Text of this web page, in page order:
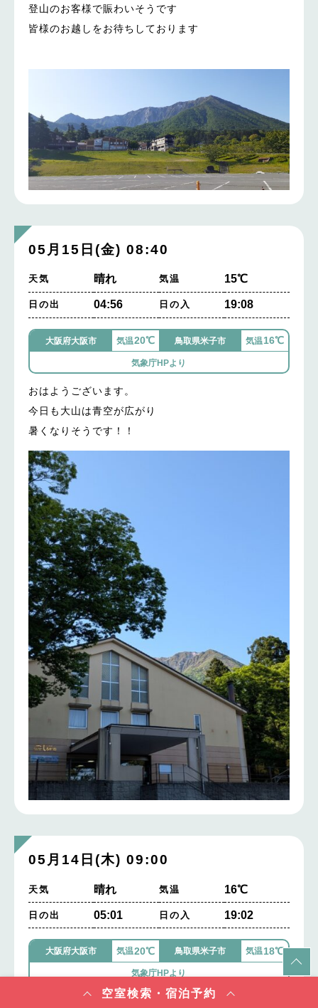
登山のお客様で賑わいそうです
皆様のお越しをお待ちしております
05月15日(金) 08:40
天気 晴れ 気温 15℃
日の出 04:56 日の入 19:08
大阪府大阪市 気温20℃ 鳥取県米子市 気温16℃
気象庁HPより
おはようございます。
今日も大山は青空が広がり
暑くなりそうです！！
05月14日(木) 09:00
天気 晴れ 気温 16℃
日の出 05:01 日の入 19:02
大阪府大阪市 気温20℃ 鳥取県米子市 気温18℃
気象庁HPより
駐車場のオオカメノキも満開
空室検索・宿泊予約